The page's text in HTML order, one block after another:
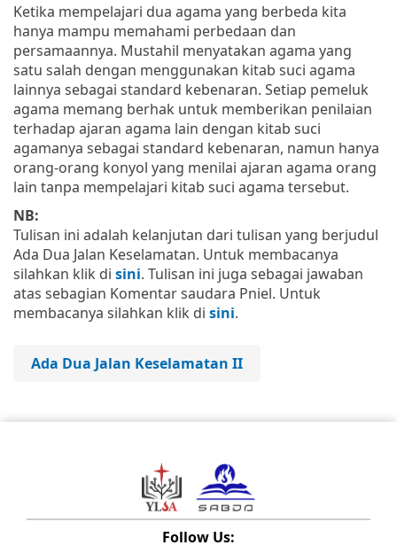
Ketika mempelajari dua agama yang berbeda kita
hanya mampu memahami perbedaan dan
persamaannya. Mustahil menyatakan agama yang
satu salah dengan menggunakan kitab suci agama
lainnya sebagai standard kebenaran. Setiap pemeluk
agama memang berhak untuk memberikan penilaian
terhadap ajaran agama lain dengan kitab suci
agamanya sebagai standard kebenaran, namun hanya
orang-orang konyol yang menilai ajaran agama orang
lain tanpa mempelajari kitab suci agama tersebut.
NB:
Tulisan ini adalah kelanjutan dari tulisan yang berjudul
Ada Dua Jalan Keselamatan. Untuk membacanya
silahkan klik di sini. Tulisan ini juga sebagai jawaban
atas sebagian Komentar saudara Pniel. Untuk
membacanya silahkan klik di sini.
Ada Dua Jalan Keselamatan II
Follow Us: